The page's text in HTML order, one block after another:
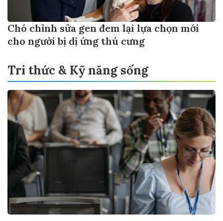
Chó chỉnh sửa gen đem lại lựa chọn mới
cho người bị dị ứng thú cưng
Tri thức & Kỹ năng sống